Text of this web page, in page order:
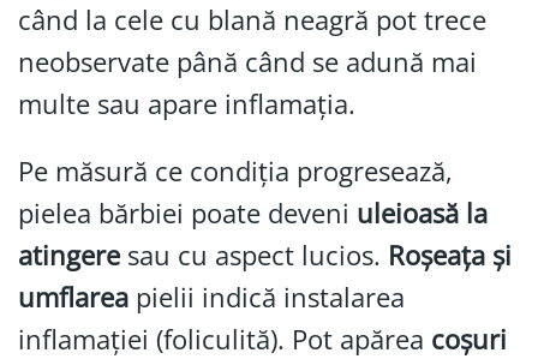
când la cele cu blană neagră pot trece
neobservate până când se adună mai
multe sau apare inflamația.
Pe măsură ce condiția progresează,
pielea bărbiei poate deveni uleioasă la
atingeresau cu aspect lucios. Roșeața și
umflarea pielii indică instalarea
inflamației (foliculită). Pot apărea coșuri